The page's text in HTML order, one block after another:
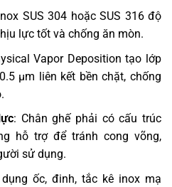
SUS 304 hoặc SUS 316 độ
lực tốt và chống ăn mòn.
Vapor Deposition tạo lớp
µm liên kết bền chặt, chống
: Chân ghế phải có cấu trúc
hỗ trợ để tránh cong võng,
sử dụng.
ốc, đinh, tắc kê inox mạ